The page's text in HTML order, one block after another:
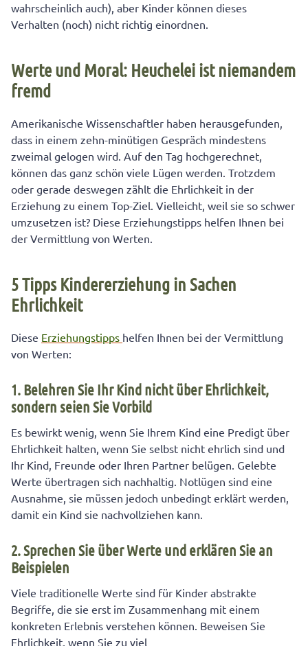
wahrscheinlich auch), aber Kinder können dieses
Verhalten (noch) nicht richtig einordnen.
Werte und Moral: Heuchelei ist niemandem
fremd
Amerikanische Wissenschaftler haben herausgefunden,
dass in einem zehn-minütigen Gespräch mindestens
zweimal gelogen wird. Auf den Tag hochgerechnet,
können das ganz schön viele Lügen werden. Trotzdem
oder gerade deswegen zählt die Ehrlichkeit in der
Erziehung zu einem Top-Ziel. Vielleicht, weil sie so schwer
umzusetzen ist? Diese Erziehungstipps helfen Ihnen bei
der Vermittlung von Werten.
5 Tipps Kindererziehung in Sachen
Ehrlichkeit
Diese Erziehungstipps helfen Ihnen bei der Vermittlung
von Werten:
1. Belehren Sie Ihr Kind nicht über Ehrlichkeit,
sondern seien Sie Vorbild
Es bewirkt wenig, wenn Sie Ihrem Kind eine Predigt über
Ehrlichkeit halten, wenn Sie selbst nicht ehrlich sind und
Ihr Kind, Freunde oder Ihren Partner belügen. Gelebte
Werte übertragen sich nachhaltig. Notlügen sind eine
Ausnahme, sie müssen jedoch unbedingt erklärt werden,
damit ein Kind sie nachvollziehen kann.
2. Sprechen Sie über Werte und erklären Sie an
Beispielen
Viele traditionelle Werte sind für Kinder abstrakte
Begriffe, die sie erst im Zusammenhang mit einem
konkreten Erlebnis verstehen können. Beweisen Sie
Ehrlichkeit, wenn Sie zu viel